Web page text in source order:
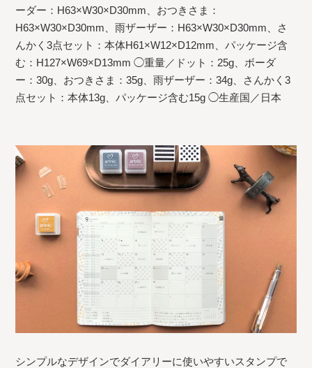
ーダー：H63×W30×D30mm、おつきさま：
H63×W30×D30mm、雨ザーザー：H63×W30×D30mm、さ
んかく3点セット：本体H61×W12×D12mm、パッケージ含
む：H127×W69×D13mm ◯重量／ドット：25g、ボーダ
ー：30g、おつきさま：35g、雨ザーザー：34g、さんかく3
点セット：本体13g、パッケージ含む15g ◯生産国／日本
シンプルなデザインでダイアリーに使いやすいスタンプで